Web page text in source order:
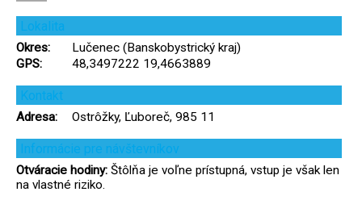
Lokalita
Okres:
Lučenec (Banskobystrický kraj)
GPS:
48,3497222 19,4663889
Kontakt
Adresa: Ostrôžky, Ľuboreč, 985 11
Informácie pre návštevníkov
Otváracie hodiny: Štôlňa je voľne prístupná, vstup je však len
na vlastné riziko.